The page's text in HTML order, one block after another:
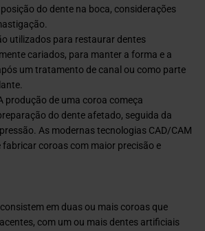
do dente na boca, considerações
utilizados para restaurar dentes
cariados, para manter a forma e a
um tratamento de canal ou como parte
produção de uma coroa começa
do dente afetado, seguida da
As modernas tecnologias CAD/CAM
coroas com maior precisão e
em duas ou mais coroas que
com um ou mais dentes artificiais